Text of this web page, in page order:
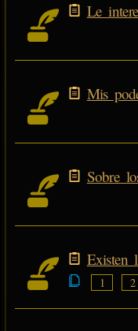
Le
Mis
Sobre
Existen
1 2